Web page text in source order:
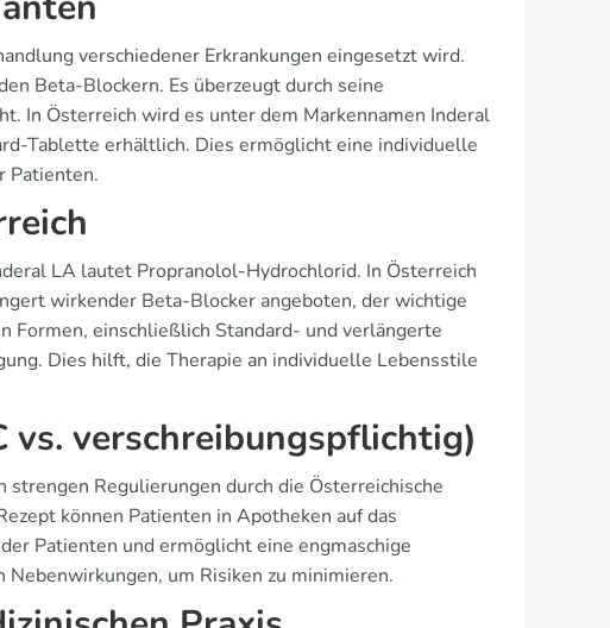
verschiedener Erkrankungen eingesetzt wird.
Beta-Blockern. Es überzeugt durch seine
In Österreich wird es unter dem Markennamen Inderal
Tablette erhältlich. Dies ermöglicht eine individuelle
Patienten.
LA lautet Propranolol-Hydrochlorid. In Österreich
wirkender Beta-Blocker angeboten, der wichtige
Formen, einschließlich Standard- und verlängerte
Dies hilft, die Therapie an individuelle Lebensstile
vs. verschreibungspflichtig)
Regulierungen durch die Österreichische
können Patienten in Apotheken auf das
Patienten und ermöglicht eine engmaschige
um Risiken zu minimieren.